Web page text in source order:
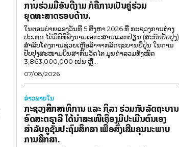
ການຮ່ວມມືອັນດີງາມ ກໍຄືການເປັນຄູ່ຮ່ວມ
ຍຸດທະສາດຮອບດ້ານ.
ໃນຕອນບ່າຍຂອງວັນທີ 5 ສິງຫາ 2026 ທີ່ ກະຊວງການຕ່າງ
ປະເທດ ໄດ້ມີພິທີລົງນາມເອກະສານແລກປ່ຽນ (ສະບັບປັບປຸງ)
ສໍາລັບໂຄງການຊ່ວຍເຫຼືອລ້າຈາກລັດຖະບານຍີ່ປຸ່ນ ໃນການ
ປັບປຸງສະໜາມບິນສາກົນວັດໄຕ ມູນຄ່າລວມທັງໝົດ
3,863,000,000 ເຢນ ຫຼື...
07/08/2026
ຂ່າວພາຍ​ໃນ
ກະຊວງສຶກສາທິການ ແລະ ກິລາ ຮ່ວມກັບລັດຖະບານ
ອົດສະຕຣາລີ ໄດ້ນຳສະເໜີເຄື່ອງມືປະເມີນຕົນເອງ
ສຳລັບຄູຊັ້ນປະຖົມສຶກສາ ເພື່ອສົ່ງເສີມຄຸນນະພາບ
ການສຶກສາ.